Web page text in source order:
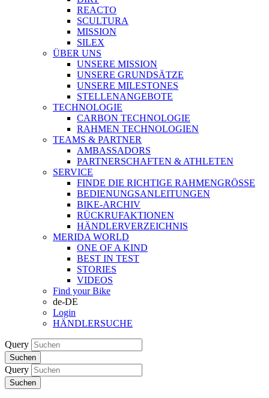
REACTO
SCULTURA
MISSION
SILEX
ÜBER UNS
UNSERE MISSION
UNSERE GRUNDSÄTZE
UNSERE MILESTONES
STELLENANGEBOTE
TECHNOLOGIE
CARBON TECHNOLOGIE
RAHMEN TECHNOLOGIEN
TEAMS & PARTNER
AMBASSADORS
PARTNERSCHAFTEN & ATHLETEN
SERVICE
FINDE DIE RICHTIGE RAHMENGRÖSSE
BEDIENUNGSANLEITUNGEN
BIKE-ARCHIV
RÜCKRUFAKTIONEN
HÄNDLERVERZEICHNIS
MERIDA WORLD
ONE OF A KIND
BEST IN TEST
STORIES
VIDEOS
Find your Bike
de-DE
Login
HÄNDLERSUCHE
Query
Suchen
Query
Suchen